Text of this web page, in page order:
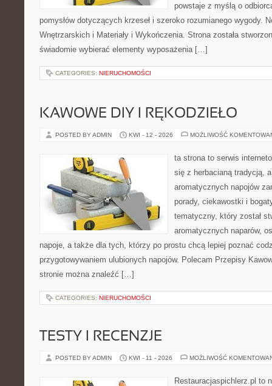
powstaje z myślą o
pomysłów dotyczących krzeseł i szeroko rozumianego wygody.
Wnętrzarskich i Materiały i Wykończenia. Strona została
świadomie wybierać elementy wyposażenia […]
CATEGORIES: NIERUCHOMOŚCI
KAWOWE DIY I RĘKODZIEŁO
POSTED BY ADMIN KWI - 12 - 2026 MOŻLIWOŚĆ
ta strona to serwis
się z herbacianą tradycją, a
aromatycznych napojów
porady, ciekawostki i
tematyczny, który został
aromatycznych naparów,
napoje, a także dla tych, którzy po prostu chcą lepiej poznać
przygotowywaniem ulubionych napojów. Polecam Przepisy
stronie można znaleźć […]
CATEGORIES: NIERUCHOMOŚCI
TESTY I RECENZJE
POSTED BY ADMIN KWI - 11 - 2026 MOŻLIWOŚĆ
Restauracjaspichlerz.pl to